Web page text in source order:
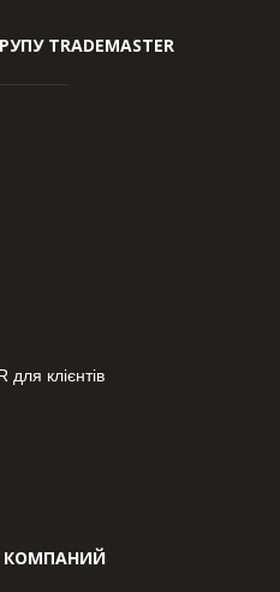
TRADEMASTER
клієнтів
КОМПАНИЙ